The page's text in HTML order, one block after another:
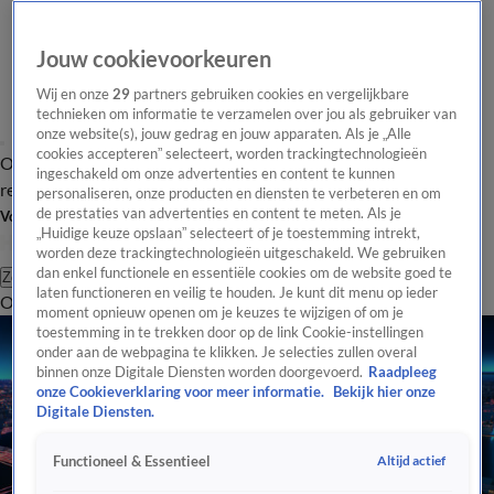
Overzicht Laatste nieuws Regionieuws Het beste van Hart
Tip de
redactie
Volg Hart van Nederland
Zoeken
OverzichtRegioUitzendingenWeerTip de redactiePanelVideo's
Jouw cookievoorkeuren
Wij en onze29 partners gebruiken cookies en vergelijkbare
technieken om informatie te verzamelen over jou als gebruiker van
onze website(s), jouw gedrag en jouw apparaten. Als je „Alle
cookies accepteren” selecteert, worden trackingtechnologieën
ingeschakeld om onze advertenties en content te kunnen
personaliseren, onze producten en diensten te verbeteren en om
de prestaties van advertenties en content te meten. Als je
„Huidige keuze opslaan” selecteert of je toestemming intrekt,
worden deze trackingtechnologieën uitgeschakeld. We gebruiken
dan enkel functionele en essentiële cookies om de website goed te
laten functioneren en veilig te houden. Je kunt dit menu op ieder
moment opnieuw openen om je keuzes te wijzigen of om je
toestemming in te trekken door op de link Cookie-instellingen
onder aan de webpagina te klikken. Je selecties zullen overal
binnen onze Digitale Diensten worden doorgevoerd. Raadpleeg
onze Cookieverklaring voor meer informatie.
Bekijk hier onze
Digitale Diensten.
Functioneel & Essentieel Altijd actief